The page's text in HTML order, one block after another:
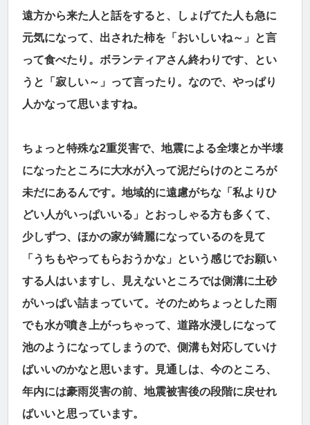
遠方から来た人と話をすると、しょげてた人も急に
元気になって、出された柿を「おいしいね～」と言
って食べたり。ボランティアさん終わりです、とい
うと「寂しい～」って言ったり。なので、やっぱり
人かなって思いますね。
ちょっと特殊な2重災害で、地震による全壊とか半壊
になったところに大水が入って泥だらけのところが
未だにあるんです。地域的に遠慮がちな「私よりひ
どい人がいっぱいいる」とおっしゃる方も多くて、
少しずつ、ほかの家が綺麗になっているのを見て
「うちもやってもらおうかな」という感じでお願い
する人はいますし、見えないところでは側溝に土砂
がいっぱい詰まっていて。そのためちょっとした雨
でも水が噴き上がっちゃって、道路水浸しになって
池のようになってしまうので、側溝も対応していけ
ばいいのかなと思います。見通しは、今のところ、
年内には豪雨災害の前、地震被害後の段階に戻せれ
ばいいと思っています。